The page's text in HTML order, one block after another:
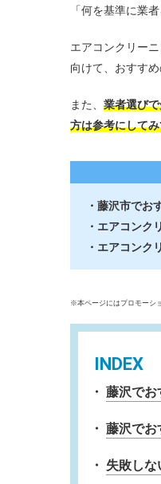
「何を基準に業
エアコンクリー
向けて、おすす
また、 業者選び
方は参考にして
・藤沢市でお
・エアコンク
・エアコンク
※本ページにはプロモーシ
INDEX
藤沢でお
藤沢でお
失敗しな